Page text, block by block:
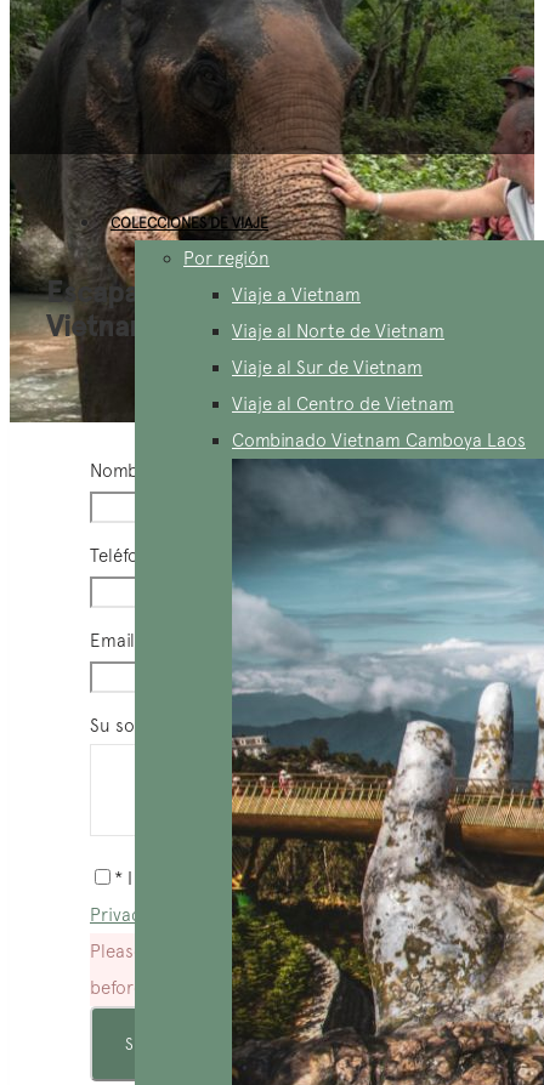
COLECCIONES DE VIAJE
Por región
Viaje a Vietnam
Viaje al Norte de Vietnam
Viaje al Sur de Vietnam
Viaje al Centro de Vietnam
Combinado Vietnam Camboya Laos
Escapada a las Tierras Altas de
Vietnam en 15 días
Nombre y apellido
Teléfono
Email
Su solicitud
* I agree with Terms of Serviceand
Privacy Statement.
Please agree to all the terms and conditions
before proceeding to the next step